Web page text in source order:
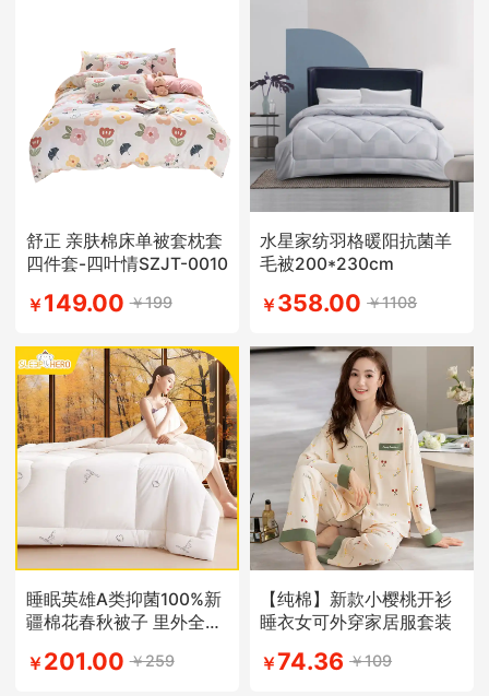
舒正 亲肤棉床单被套枕套
四件套-四叶情SZJT-0010
￥149.00 ￥199
水星家纺羽格暖阳抗菌羊
毛被200*230cm
￥358.00 ￥1108
睡眠英雄A类抑菌100%新
疆棉花春秋被子 里外全棉
￥201.00 ￥259
【纯棉】新款小樱桃开衫
睡衣女可外穿家居服套装
￥74.36 ￥109